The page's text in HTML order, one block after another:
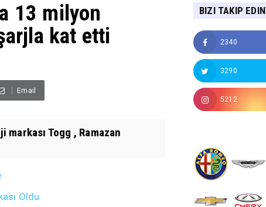
13 milyon
kat etti
Email
Togg , Ramazan
Oldu
BIZI TAKIP EDIN
2340
3290
5212